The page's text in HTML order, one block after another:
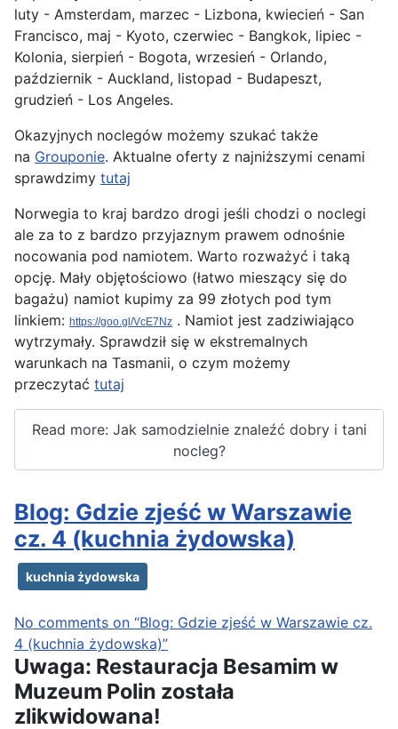
luty - Amsterdam, marzec - Lizbona, kwiecień - San
Francisco, maj - Kyoto, czerwiec - Bangkok, lipiec -
Kolonia, sierpień - Bogota, wrzesień - Orlando,
październik - Auckland, listopad - Budapeszt,
grudzień - Los Angeles.
Okazyjnych noclegów możemy szukać także
na Grouponie. Aktualne oferty z najniższymi cenami
sprawdzimy tutaj
Norwegia to kraj bardzo drogi jeśli chodzi o noclegi
ale za to z bardzo przyjaznym prawem odnośnie
nocowania pod namiotem. Warto rozważyć i taką
opcję. Mały objętościowo (łatwo mieszący się do
bagażu) namiot kupimy za 99 złotych pod tym
linkiem: https://goo.gl/VcE7Nz . Namiot jest zadziwiająco
wytrzymały. Sprawdził się w ekstremalnych
warunkach na Tasmanii, o czym możemy
przeczytać tutaj
Read more: Jak samodzielnie znaleźć dobry i tani
nocleg?
Blog: Gdzie zjeść w Warszawie
cz. 4 (kuchnia żydowska)
kuchnia żydowska
No comments on “Blog: Gdzie zjeść w Warszawie cz.
4 (kuchnia żydowska)”
Uwaga: Restauracja Besamim w
Muzeum Polin została
zlikwidowana!